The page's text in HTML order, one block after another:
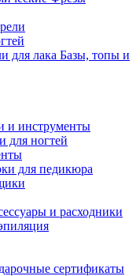
Базы, топы и
и инструменты
для ногтей
для педикюра
и расходники
сертификаты